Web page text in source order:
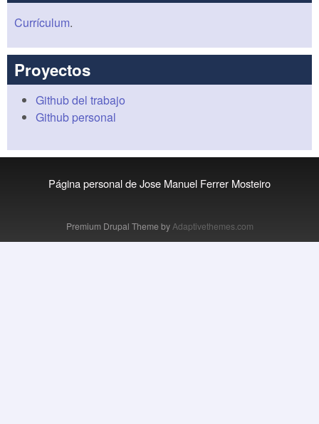
Currículum.
Proyectos
Github del trabajo
Github personal
Página personal de Jose Manuel Ferrer Mosteiro
Premium Drupal Theme by Adaptivethemes.com